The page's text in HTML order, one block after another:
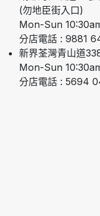
(勿地臣街入口)
Mon-Sun
分店電話 : 9881
新界荃灣青山道
Mon-Sun
分店電話 : 5694